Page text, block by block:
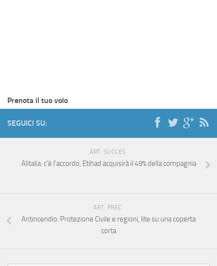
Prenota il tuo volo
SEGUICI SU:
ART. SUCCES.
Alitalia: c’è l’accordo, Etihad acquisirà il 49% della compagnia
ART. PREC.
Antincendio: Protezione Civile e regioni, lite su una coperta
corta